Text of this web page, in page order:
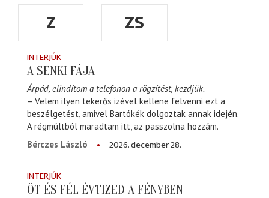
Z
ZS
INTERJÚK
A SENKI FÁJA
Árpád, elindítom a telefonon a rögzítést, kezdjük.
– Velem ilyen tekerős izével kellene felvenni ezt a
beszélgetést, amivel Bartókék dolgoztak annak idején.
A régmúltból maradtam itt, az passzolna hozzám.
Bérczes László
2026. december 28.
INTERJÚK
ÖT ÉS FÉL ÉVTIZED A FÉNYBEN